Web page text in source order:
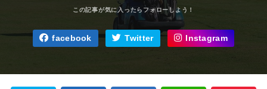
facebook Twitter Instagram